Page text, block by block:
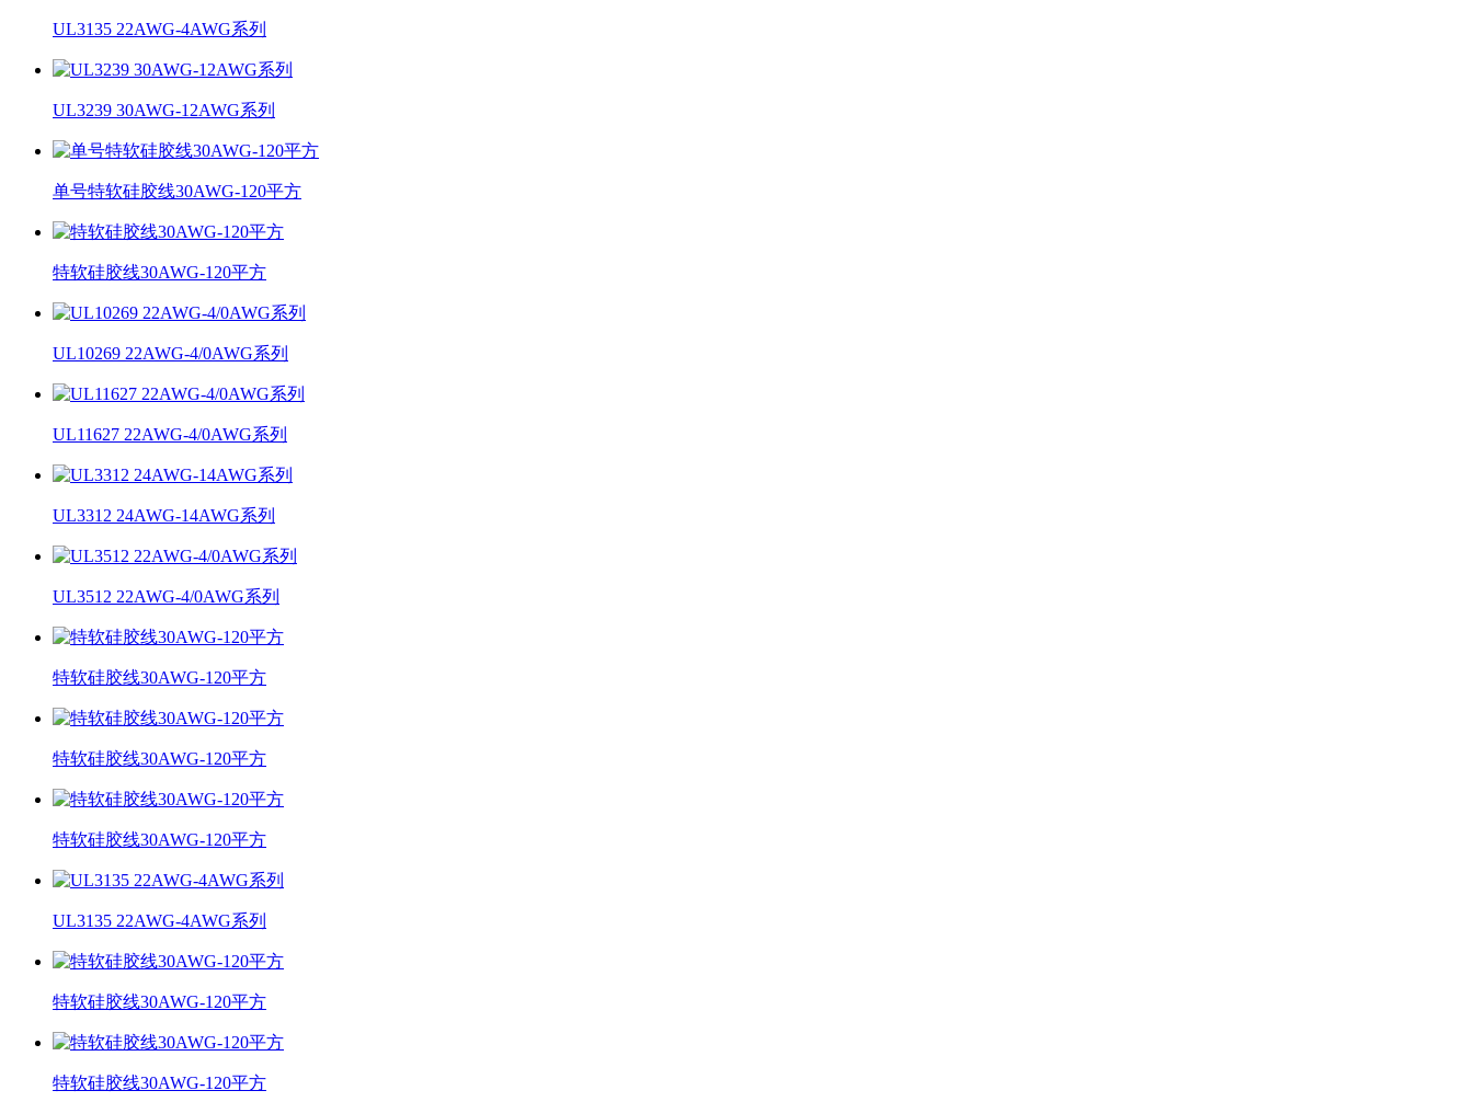
UL3135 22AWG-4AWG系列
UL3239 30AWG-12AWG系列
单号特软硅胶线30AWG-120平方
特软硅胶线30AWG-120平方
UL10269 22AWG-4/0AWG系列
UL11627 22AWG-4/0AWG系列
UL3312 24AWG-14AWG系列
UL3512 22AWG-4/0AWG系列
特软硅胶线30AWG-120平方
特软硅胶线30AWG-120平方
特软硅胶线30AWG-120平方
UL3135 22AWG-4AWG系列
特软硅胶线30AWG-120平方
特软硅胶线30AWG-120平方